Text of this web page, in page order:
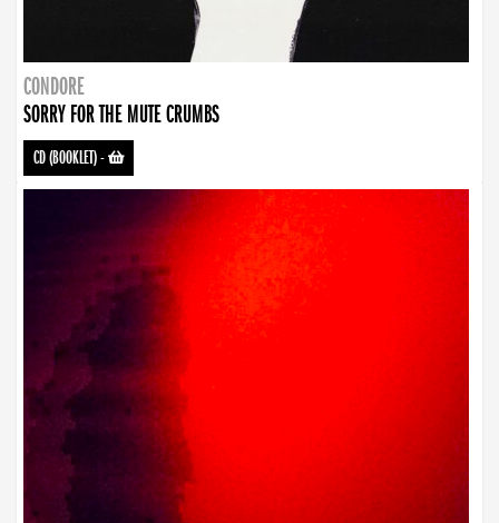
CONDORE
SORRY FOR THE MUTE CRUMBS
CD (BOOKLET)-